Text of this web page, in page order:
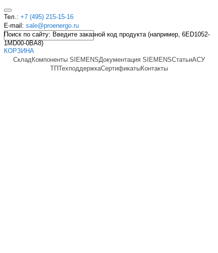
Тел.: +7 (495) 215-15-16
E-mail: sale@proenergo.ru
Поиск по сайту: Введите заказной код продукта (например, 6ED1052-
1MD00-0BA8)
КОРЗИНА
СкладКомпоненты SIEMENSДокументация SIEMENSСтатьиАСУ
ТПТехподдержкаСертификатыКонтакты